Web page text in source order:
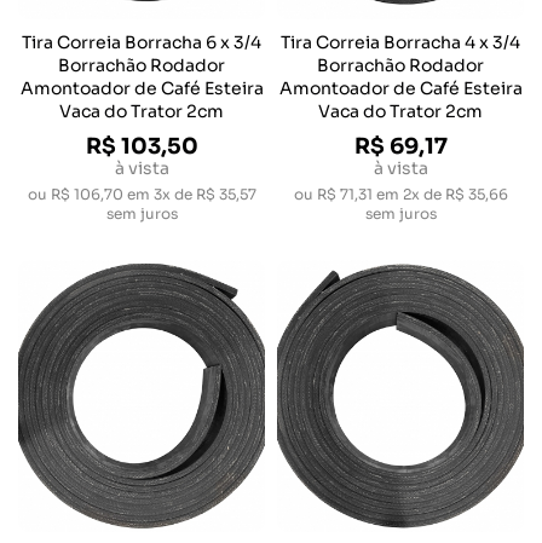
Tira Correia Borracha 6 x 3/4
Borrachão Rodador
Amontoador de Café Esteira
Vaca do Trator 2cm
R$ 103,50
à vista
ou R$ 106,70 em 3x de R$ 35,57
sem juros
Tira Correia Borracha 4 x 3/4
Borrachão Rodador
Amontoador de Café Esteira
Vaca do Trator 2cm
R$ 69,17
à vista
ou R$ 71,31 em 2x de R$ 35,66
sem juros